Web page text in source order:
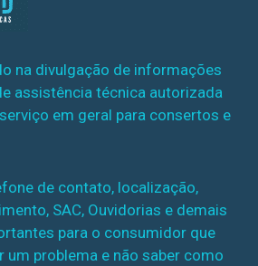
na divulgação de informações
assistência técnica autorizada
em geral para consertos e
de contato, localização,
SAC, Ouvidorias e demais
para o consumidor que
um problema e não saber como